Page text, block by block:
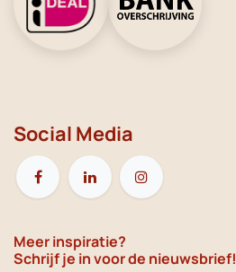
Social Media
Meer inspiratie?
Schrijf je in voor de nieuwsbrief!